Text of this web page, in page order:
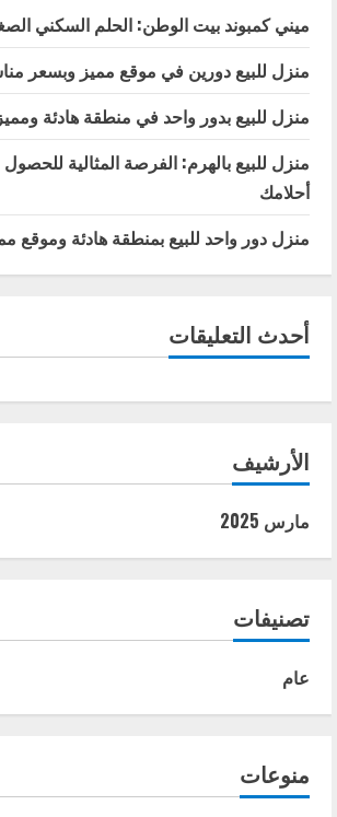
ميني كمبوند بيت الوطن: الحلم السكني
منزل للبيع دورين في موقع مميز وبسعر
منزل للبيع بدور واحد في منطقة هادئة
منزل للبيع بالهرم: الفرصة المثالية
أحلامك
منزل دور واحد للبيع بمنطقة هادئة وموقع
أحدث التعليقات
الأرشيف
مارس 2025
تصنيفات
عام
منوعات